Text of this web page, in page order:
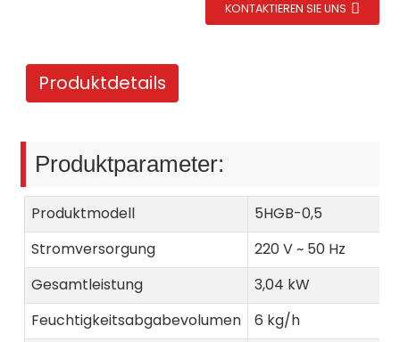
KONTAKTIEREN SIE UNS
Produktdetails
Produktparameter:
Produktmodell
5HGB-0,5
Stromversorgung
220 V ~ 50 Hz
Gesamtleistung
3,04 kW
Feuchtigkeitsabgabevolumen
6 kg/h